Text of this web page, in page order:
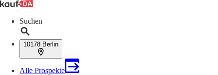
Suchen
10178 Berlin
Alle Prospekte